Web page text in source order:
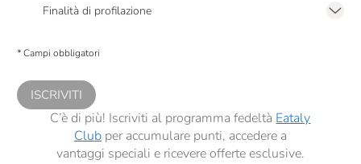
Finalità di profilazione
comunicazioni commerciali personalizzate, in caso di consenso prestato ai
* Campi obbligatori
ISCRIVITI
C’è di più! Iscriviti al programma fedeltà Eataly
Clubper accumulare punti, accedere a
vantaggi speciali e ricevere offerte esclusive.